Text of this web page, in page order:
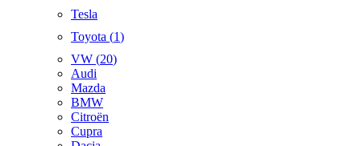
Tesla
Toyota (1)
VW (20)
Audi
Mazda
BMW
Citroën
Cupra